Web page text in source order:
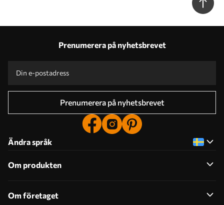
Prenumerera på nyhetsbrevet
Prenumerera på nyhetsbrevet
Ändra språk
Om produkten
Om företaget